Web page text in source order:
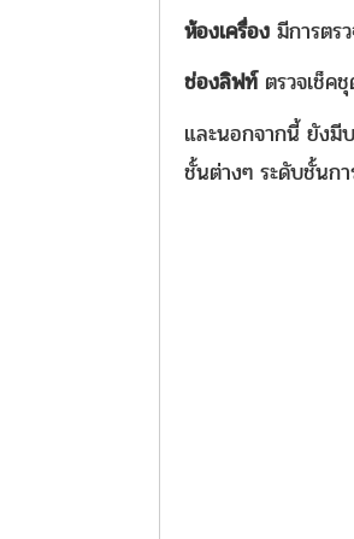
ห้องเครื่อง มีการตร
ช่องลิฟท์ ตรวจเช็ค
และนอกจากนี้ ยังมี
ชั้นต่างๆ ระดับชั้นก